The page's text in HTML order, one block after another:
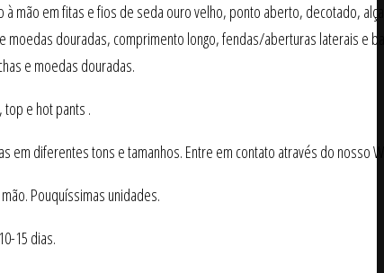
à mão em fitas e fios de seda ouro velho, ponto aberto, decotado,
moedas douradas, comprimento longo, fendas/aberturas laterais e
e moedas douradas.
e hot pants .
em diferentes tons e tamanhos. Entre em contato através do nosso
Pouquíssimas unidades.
15 dias.